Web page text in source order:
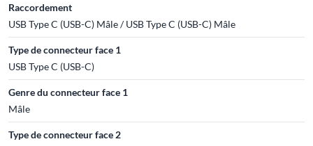
Raccordement
USB Type C (USB-C) Mâle / USB Type C (USB-C) Mâle
Type de connecteur face 1
USB Type C (USB-C)
Genre du connecteur face 1
Mâle
Type de connecteur face 2